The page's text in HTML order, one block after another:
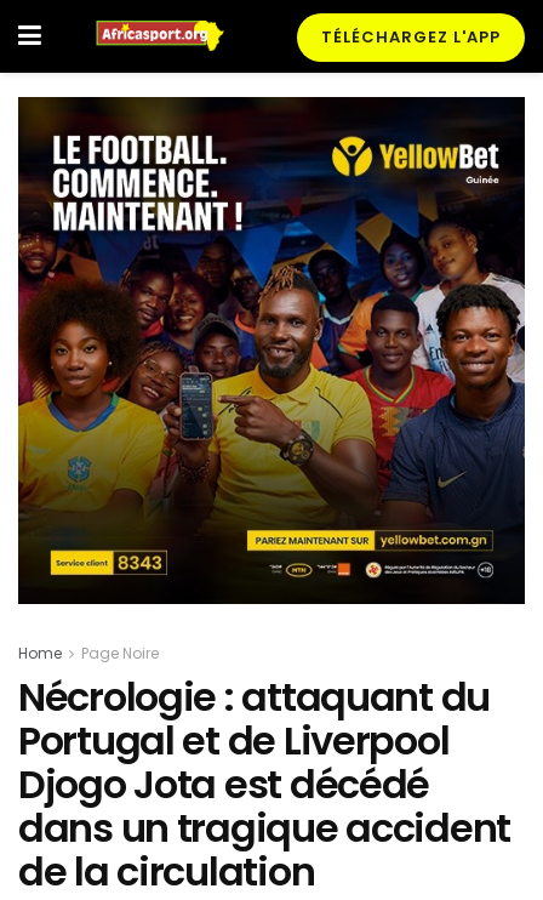
TÉLÉCHARGEZ L'APP
Home Page Noire
Nécrologie : attaquant du
Portugal et de Liverpool
Djogo Jota est décédé
dans un tragique accident
de la circulation